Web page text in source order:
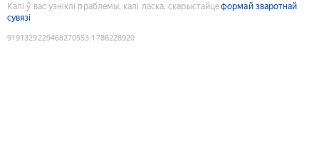
Калі ў вас узніклі праблемы, калі ласка, скарыстайцеформай зваротнай
сувязі
9191329229468270553:1786228920